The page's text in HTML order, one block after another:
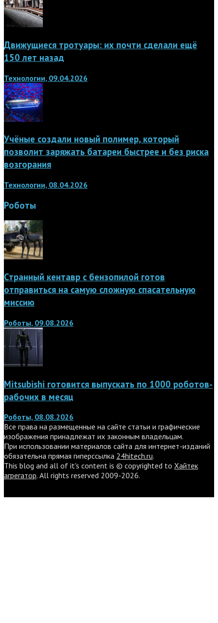
Движущиеся тротуары: их почти сделали ещё
150 лет назад
Технологии, 09.04.2026
Учёные создали новый полимер, который
позволит заряжать батареи быстрее и без риска
возгорания
Технологии, 08.04.2026
Роботы
Странный кентавр с бензопилой готов
отправиться на самую сложную спасательную
миссию
Роботы, 09.08.2026
Mitsubishi готовится выпускать по 1000 роботов-
рабочих в месяц
Роботы, 08.08.2026
Все права на размещенные на сайте статьи и графические
изображения принадлежат их законным владельцам.
При использовании материалов сайта для интернет-изданий
обязательна прямая гиперссылка 24hitech.ru.
This blog and all of it's content is © copyrighted to Хайтек
агрегатор. All rights reserved 2009-2026.